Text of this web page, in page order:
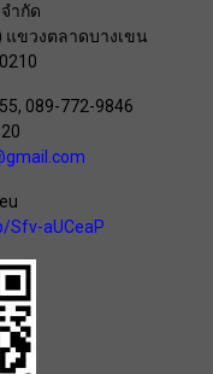
ำกัด
แขวงตลาดบางเขน
089-772-9846
Sfv-aUCeaP